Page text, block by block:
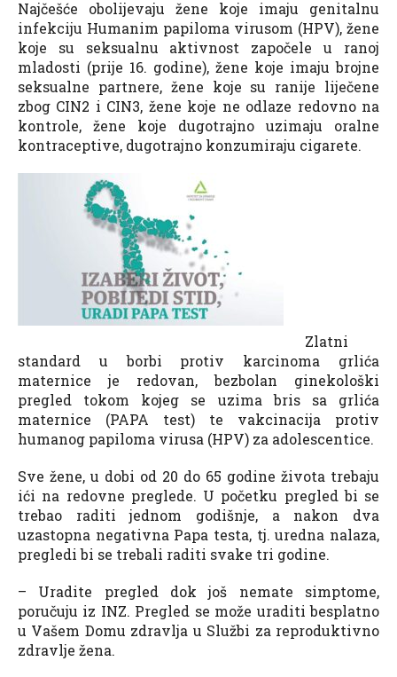
Najčešće obolijevaju žene koje imaju genitalnu
infekciju Humanim papiloma virusom (HPV), žene
koje su seksualnu aktivnost započele u ranoj
mladosti (prije 16. godine), žene koje imaju brojne
seksualne partnere, žene koje su ranije liječene
zbog CIN2 i CIN3, žene koje ne odlaze redovno na
kontrole, žene koje dugotrajno uzimaju oralne
kontraceptive, dugotrajno konzumiraju cigarete.
Zlatni
standard u borbi protiv karcinoma grlića
maternice je redovan, bezbolan ginekološki
pregled tokom kojeg se uzima bris sa grlića
maternice (PAPA test) te vakcinacija protiv
humanog papiloma virusa (HPV) za adolescentice.
Sve žene, u dobi od 20 do 65 godine života trebaju
ići na redovne preglede. U početku pregled bi se
trebao raditi jednom godišnje, a nakon dva
uzastopna negativna Papa testa, tj. uredna nalaza,
pregledi bi se trebali raditi svake tri godine.
– Uradite pregled dok još nemate simptome,
poručuju iz INZ. Pregled se može uraditi besplatno
u Vašem Domu zdravlja u Službi za reproduktivno
zdravlje žena.